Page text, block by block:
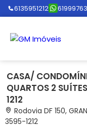
6135951212
CASA/
QUARTOS 2
1212
Rodovia DF 150,
3595-1212